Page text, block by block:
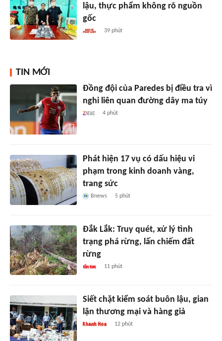
lậu, thực phẩm không rõ nguồn
gốc
39 phút
TIN MỚI
Đồng đội của Paredes bị điều tra vì
nghi liên quan đường dây ma túy
4 phút
Phát hiện 17 vụ có dấu hiệu vi
phạm trong kinh doanh vàng,
trang sức
Bnews 5 phút
Đắk Lắk: Truy quét, xử lý tình
trạng phá rừng, lấn chiếm đất
rừng
11 phút
Siết chặt kiểm soát buôn lậu, gian
lận thương mại và hàng giả
12 phút